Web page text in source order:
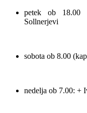
petek ob 18.00
Sollnerjevi
sobota ob 8.00
nedelja ob 7.00: +